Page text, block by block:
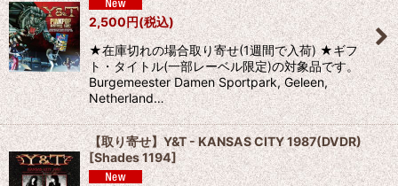
2,500円(税込)
★在庫切れの場合取り寄せ(1週間で入荷) ★ギフ
ト・タイトル(一部レーベル限定)の対象品です。
Burgemeester Damen Sportpark, Geleen,
Netherland…
【取り寄せ】Y&T - KANSAS CITY 1987(DVDR)
[Shades 1194]